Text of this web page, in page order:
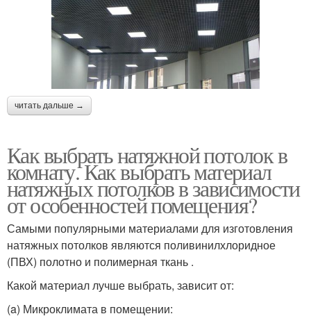
читать дальше →
Как выбрать натяжной потолок в
комнату. Как выбрать материал
натяжных потолков в зависимости
от особенностей помещения?
Самыми популярными материалами для изготовления
натяжных потолков являются поливинилхлоридное
(ПВХ) полотно и полимерная ткань .
Какой материал лучше выбрать, зависит от:
(a) Микроклимата в помещении: